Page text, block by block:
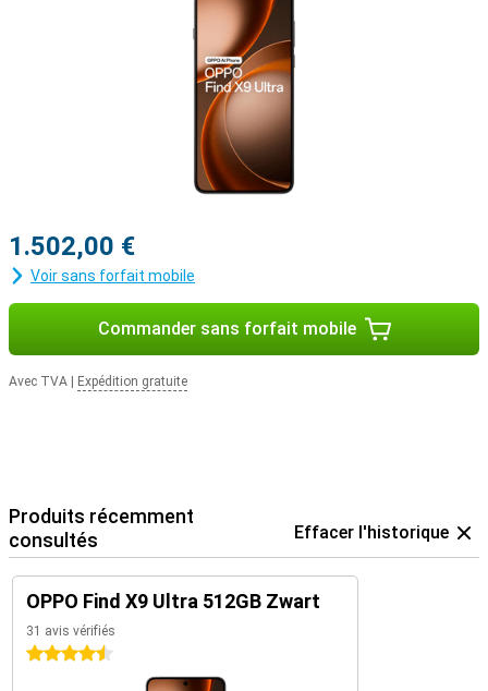
1.502,00 €
Voir sans forfait mobile
Commander sans forfait mobile
Avec TVA Expédition gratuite
Produits récemment
consultés
Effacer l'historique
OPPO Find X9 Ultra 512GB Zwart
31 avis vérifiés
4.5 étoiles